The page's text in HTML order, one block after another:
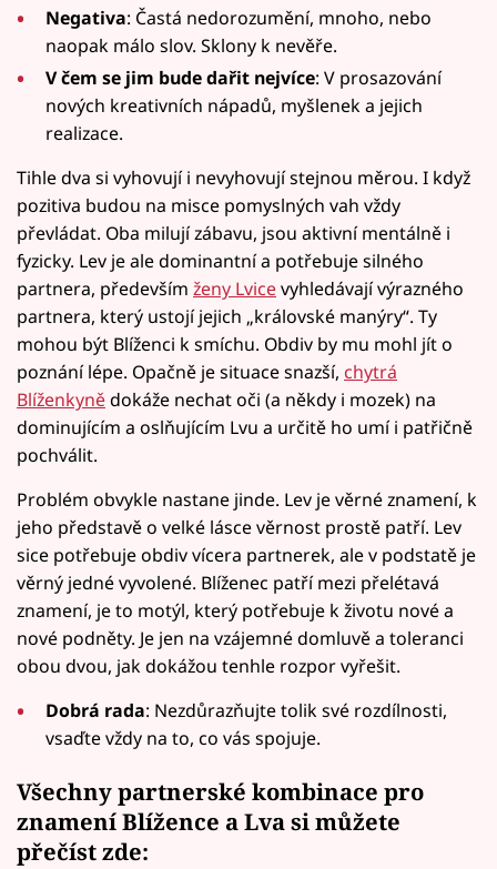
Negativa: Častá nedorozumění, mnoho, nebo
naopak málo slov. Sklony k nevěře.
V čem se jim bude dařit nejvíce: V prosazování
nových kreativních nápadů, myšlenek a jejich
realizace.
Tihle dva si vyhovují i nevyhovují stejnou měrou. I když
pozitiva budou na misce pomyslných vah vždy
převládat. Oba milují zábavu, jsou aktivní mentálně i
fyzicky. Lev je ale dominantní a potřebuje silného
partnera, především ženy Lvicevyhledávají výrazného
partnera, který ustojí jejich „královské manýry“. Ty
mohou být Blíženci k smíchu. Obdiv by mu mohl jít o
poznání lépe. Opačně je situace snazší, chytrá
Blíženkynědokáže nechat oči (a někdy i mozek) na
dominujícím a oslňujícím Lvu a určitě ho umí i patřičně
pochválit.
Problém obvykle nastane jinde. Lev je věrné znamení, k
jeho představě o velké lásce věrnost prostě patří. Lev
sice potřebuje obdiv vícera partnerek, ale v podstatě je
věrný jedné vyvolené. Blíženec patří mezi přelétavá
znamení, je to motýl, který potřebuje k životu nové a
nové podněty. Je jen na vzájemné domluvě a toleranci
obou dvou, jak dokážou tenhle rozpor vyřešit.
Dobrá rada: Nezdůrazňujte tolik své rozdílnosti,
vsaďte vždy na to, co vás spojuje.
Všechny partnerské kombinace pro
znamení Blížence a Lva si můžete
přečíst zde: